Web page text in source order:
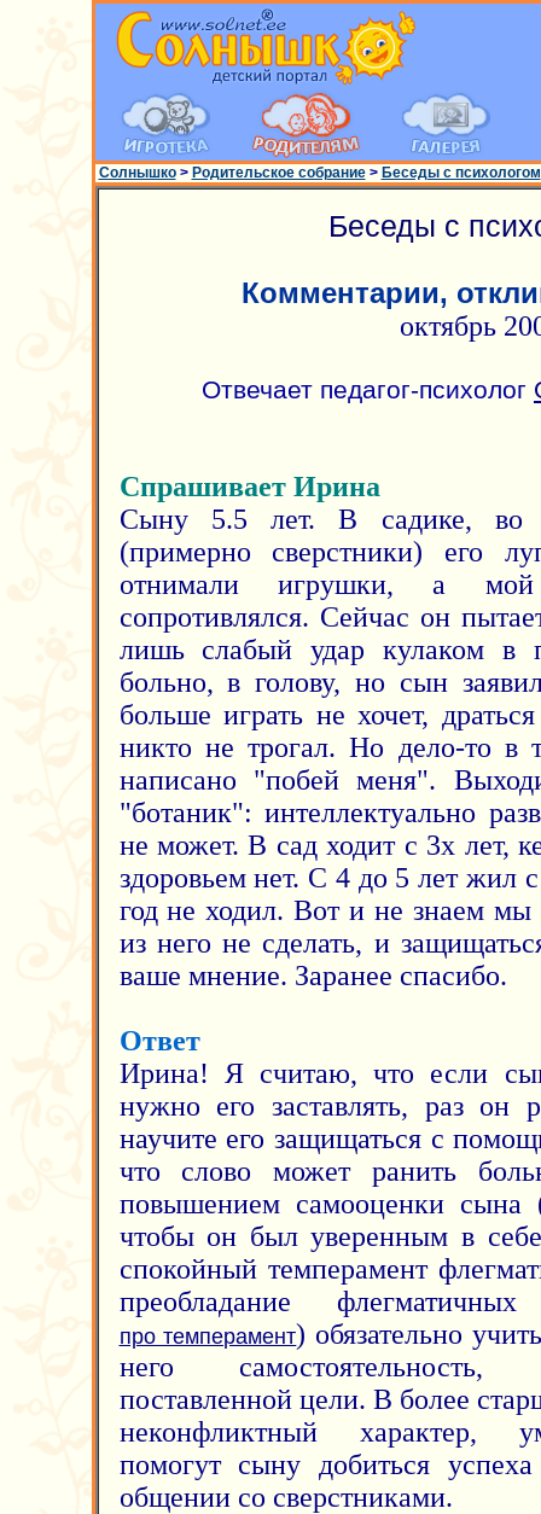
Солнышко> Родительское собрание> Беседы с психологом
Беседы с
Комментарии,
октябрь
Отвечает педагог-психолог
Спрашивает Ирина
Сыну 5.5 лет. В садике, во
(примерно сверстники) его
отнимали игрушки, а
сопротивлялся. Сейчас он
лишь слабый удар кулаком в
больно, в голову, но сын
больше играть не хочет,
никто не трогал. Но дело-то в
написано "побей меня".
"ботаник": интеллектуально
не может. В сад ходит с 3х лет,
здоровьем нет. С 4 до 5 лет жил
год не ходил. Вот и не знаем
из него не сделать, и
ваше мнение. Заранее спасибо.
Ответ
Ирина! Я считаю, что если
нужно его заставлять, раз он
научите его защищаться с
что слово может ранить
повышением самооценки сына
чтобы он был уверенным в
спокойный темперамент
преобладание
про темперамент) обязательно
него самостоятельность,
поставленной цели. В более
неконфликтный характер,
помогут сыну добиться
общении со сверстниками.